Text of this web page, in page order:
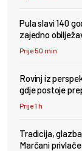
Pula slavi 140
zajedno
Prije 50 min
Rovinj iz
gdje postoje
Prije 1 h
Tradicija,
Marčani